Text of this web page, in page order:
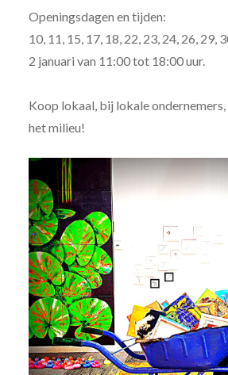
Openingsdagen en tijden:
10, 11, 15, 17, 18, 22, 23, 24, 26, 29,
2 januari van 11:00 tot 18:00 uur.
Koop lokaal, bij lokale
het milieu!